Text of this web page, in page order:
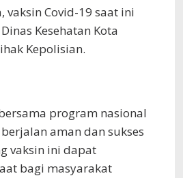
vaksin Covid-19 saat ini
Kesehatan Kota
Kepolisian.
program nasional
aman dan sukses
vaksin ini dapat
bagi masyarakat